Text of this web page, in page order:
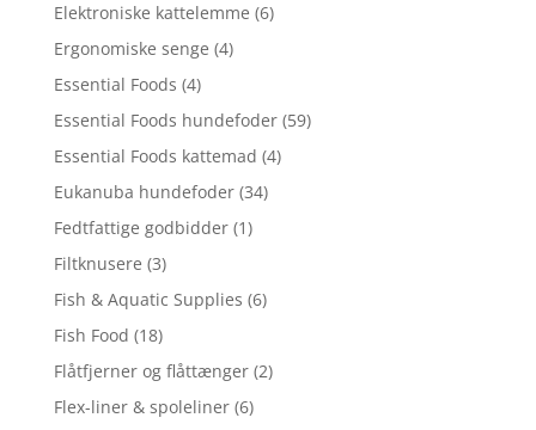
Elektroniske kattelemme (6)
Ergonomiske senge (4)
Essential Foods (4)
Essential Foods hundefoder (59)
Essential Foods kattemad (4)
Eukanuba hundefoder (34)
Fedtfattige godbidder (1)
Filtknusere (3)
Fish & Aquatic Supplies (6)
Fish Food (18)
Flåtfjerner og flåttænger (2)
Flex-liner & spoleliner (6)